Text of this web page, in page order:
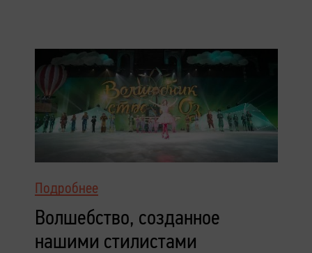
Подробнее
Волшебство, созданное
нашими стилистами